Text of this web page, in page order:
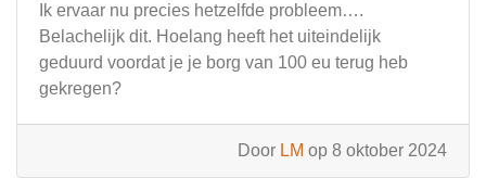
Ik ervaar nu precies hetzelfde probleem….
Belachelijk dit. Hoelang heeft het uiteindelijk
geduurd voordat je je borg van 100 eu terug heb
gekregen?
Door LM op 8 oktober 2024